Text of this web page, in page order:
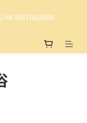
HK INSTAGRAM
HK INSTAGRAM
網店 . 點擊此處可即時
INSTAGRAM